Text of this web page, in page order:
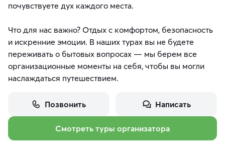
почувствуете дух каждого места.
Что для нас важно? Отдых с комфортом, безопасность
и искренние эмоции. В наших турах вы не будете
переживать о бытовых вопросах — мы берем все
организационные моменты на себя, чтобы вы могли
наслаждаться путешествием.
Позвонить Написать
Смотреть туры организатора